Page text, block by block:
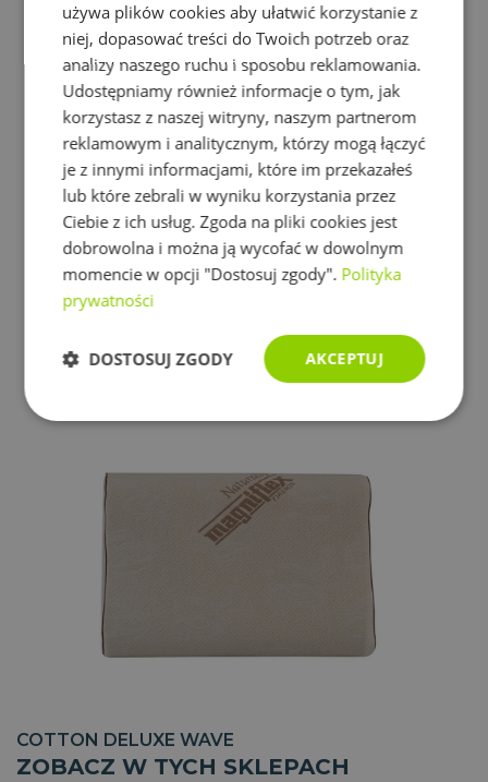
COTTON DELUXE WAVE
ZOBACZ W TYCH SKLEPACH
używa plików cookies aby ułatwić korzystanie z
niej, dopasować treści do Twoich potrzeb oraz
analizy naszego ruchu i sposobu reklamowania.
Udostępniamy również informacje o tym, jak
korzystasz z naszej witryny, naszym partnerom
reklamowym i analitycznym, którzy mogą łączyć
je z innymi informacjami, które im przekazałeś
lub które zebrali w wyniku korzystania przez
Ciebie z ich usług. Zgoda na pliki cookies jest
dobrowolna i można ją wycofać w dowolnym
momencie w opcji "Dostosuj zgody". Polityka
prywatności
AKCEPTUJ
DOSTOSUJ ZGODY
Niezbędne Wydajność Targetowanie
Funkcjonalność Niesklasyfikowane
Niezbędne Wydajność
Targetowanie
Niezbędne pliki cookie umożliwiają korzystanie z
podstawowych funkcji strony internetowej, takich jak
logowanie użytkownika i zarządzanie kontem. Bez